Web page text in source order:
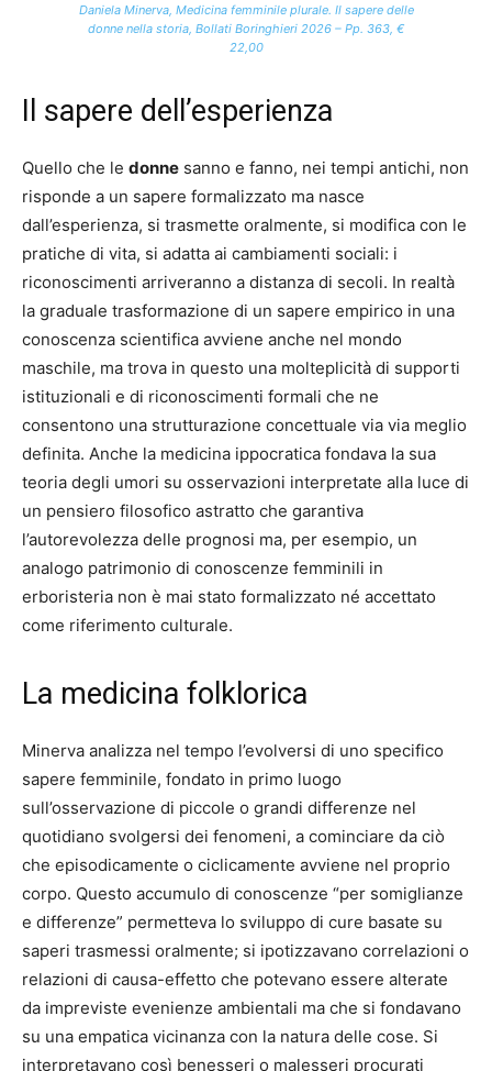
Daniela Minerva, Medicina femminile plurale. Il sapere delle
donne nella storia, Bollati Boringhieri 2026 – Pp. 363, €
22,00
Il sapere dell’esperienza
Quello che le donne sanno e fanno, nei tempi antichi, non
risponde a un sapere formalizzato ma nasce
dall’esperienza, si trasmette oralmente, si modifica con le
pratiche di vita, si adatta ai cambiamenti sociali: i
riconoscimenti arriveranno a distanza di secoli. In realtà
la graduale trasformazione di un sapere empirico in una
conoscenza scientifica avviene anche nel mondo
maschile, ma trova in questo una molteplicità di supporti
istituzionali e di riconoscimenti formali che ne
consentono una strutturazione concettuale via via meglio
definita. Anche la medicina ippocratica fondava la sua
teoria degli umori su osservazioni interpretate alla luce di
un pensiero filosofico astratto che garantiva
l’autorevolezza delle prognosi ma, per esempio, un
analogo patrimonio di conoscenze femminili in
erboristeria non è mai stato formalizzato né accettato
come riferimento culturale.
La medicina folklorica
Minerva analizza nel tempo l’evolversi di uno specifico
sapere femminile, fondato in primo luogo
sull’osservazione di piccole o grandi differenze nel
quotidiano svolgersi dei fenomeni, a cominciare da ciò
che episodicamente o ciclicamente avviene nel proprio
corpo. Questo accumulo di conoscenze “per somiglianze
e differenze” permetteva lo sviluppo di cure basate su
saperi trasmessi oralmente; si ipotizzavano correlazioni o
relazioni di causa-effetto che potevano essere alterate
da impreviste evenienze ambientali ma che si fondavano
su una empatica vicinanza con la natura delle cose. Si
interpretavano così benesseri o malesseri procurati